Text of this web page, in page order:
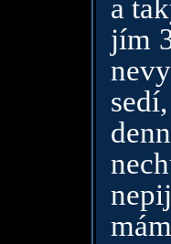
a
jím